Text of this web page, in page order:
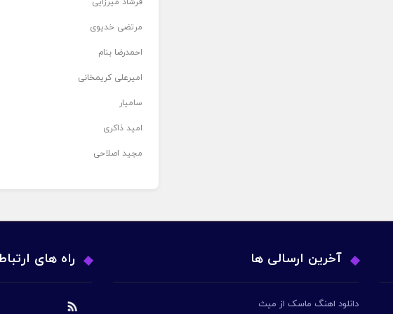
مرتضی خدیوی
احمدرضا بنام
امیرعلی کریمخانی
سامیار
امید ذاکری
مجید اصلاحی
آخرین ارسالی ها
دانلود اهنگ ماسک از میث
راه های